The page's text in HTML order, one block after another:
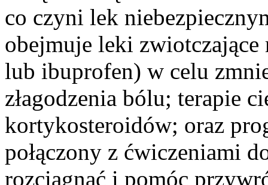
co czyni lek
obejmuje leki
lub ibuprofen) w celu
złagodzenia bólu; terapie
kortykosteroidów; oraz
połączony z ćwiczeniami
rozciągnąć i pomóc